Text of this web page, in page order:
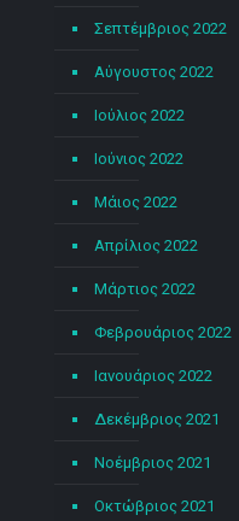
Σεπτέμβριος 2022
Αύγουστος 2022
Ιούλιος 2022
Ιούνιος 2022
Μάιος 2022
Απρίλιος 2022
Μάρτιος 2022
Φεβρουάριος 2022
Ιανουάριος 2022
Δεκέμβριος 2021
Νοέμβριος 2021
Οκτώβριος 2021